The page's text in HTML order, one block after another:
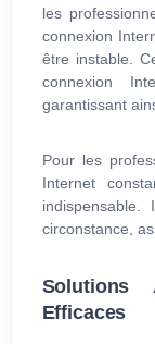
les
connexion
être instable.
connexion
garantissant
Pour les
Internet
circonstance,
Solutions
Efficaces